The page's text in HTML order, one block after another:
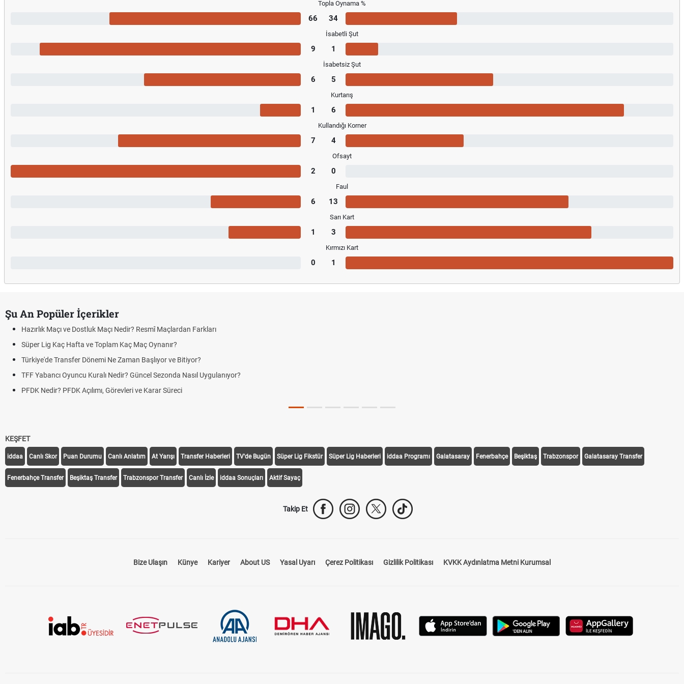
Topla Oynama %
66 34
İsabetli Şut
9 1
İsabetsiz Şut
6 5
Kurtarış
1 6
Kullandığı Korner
7 4
Ofsayt
2 0
Faul
6 13
Sarı Kart
1 3
Kırmızı Kart
0 1
Şu An Popüler İçerikler
Hazırlık Maçı ve Dostluk Maçı Nedir? Resmî Maçlardan Farkları
Süper Lig Kaç Hafta ve Toplam Kaç Maç Oynanır?
Türkiye'de Transfer Dönemi Ne Zaman Başlıyor ve Bitiyor?
TFF Yabancı Oyuncu Kuralı Nedir? Güncel Sezonda Nasıl Uygulanıyor?
PFDK Nedir? PFDK Açılımı, Görevleri ve Karar Süreci
KEŞFET
iddaa Canlı Skor Puan Durumu Canlı Anlatım At Yarışı Transfer Haberleri TV'de Bugün Süper Lig Fikstür Süper Lig Haberleri iddaa Programı Galatasaray Fenerbahçe Beşiktaş Trabzonspor Galatasaray Transfer
Fenerbahçe Transfer Beşiktaş Transfer Trabzonspor Transfer Canlı İzle iddaa Sonuçları Aktif Sayaç
Takip Et
Bize Ulaşın Künye Kariyer About US Yasal Uyarı Çerez Politikası Gizlilik Politikası KVKK Aydınlatma Metni Kurumsal